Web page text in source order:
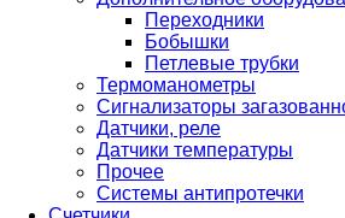
Переходники
Бобышки
Петлевые трубки
Термоманометры
Сигнализаторы
Датчики, реле
Датчики температуры
Прочее
Системы антипротечки